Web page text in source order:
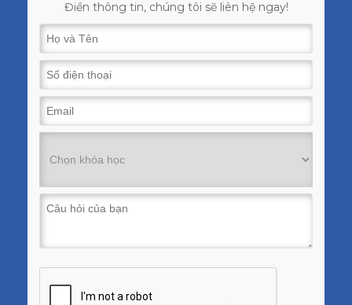
Điền thông tin, chúng tôi sẽ liên hệ ngay!